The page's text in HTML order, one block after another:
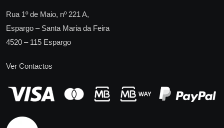
Rua 1º de Maio, nº 221 A,
Espargo – Santa Maria da Feira
4520 – 115 Espargo
Ver Contactos